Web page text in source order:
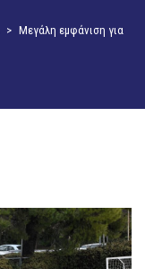
> Μεγάλη εμφάνιση για